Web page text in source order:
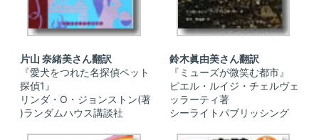
片山 奈緒美さん翻訳
『愛犬をつれた名探偵ペット
探偵1』
リンダ・O・ジョンストン(著
)ランダムハウス講談社
鈴木眞由美さん翻訳
『ミューズが微笑む都市』
ピエル・ルイジ・チェルヴェ
ッラーティ著
シーライトパブリッシング